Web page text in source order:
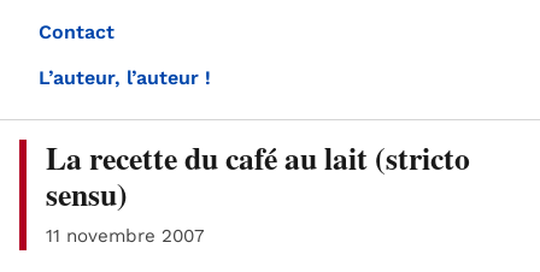
Contact
L’auteur, l’auteur !
La recette du café au lait (stricto
sensu)
11 novembre 2007